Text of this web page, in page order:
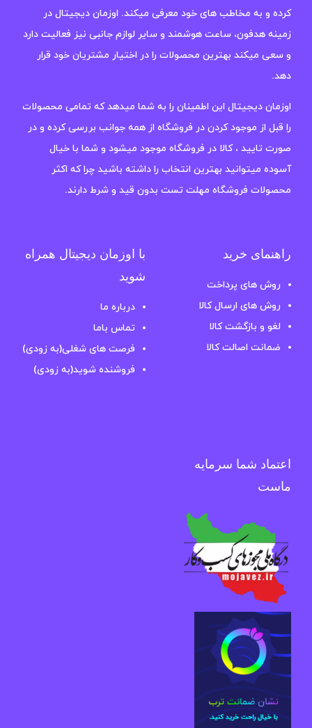
کرده و به مخاطب های خود معرفی میکند. اوزمان دیجیتال در
زمینه هدفون، ساعت هوشمند و سایر لوازم جانبی نیز فعالیت دارد
و سعی میکند بهترین محصولات را در اختیار مشتریان خود قرار
دهد.
اوزمان دیجیتال این اطمینان را به شما میدهد که تمامی محصولات
را قبل از موجود کردن در فروشگاه از همه جوانب بررسی کرده و در
صورت تایید ، کالا در فروشگاه موجود میشود و شما با خیال
آسوده میتوانید بهترین انتخاب را داشته باشید چرا که اکثر
محصولات فروشگاه مهلت تست بدون قید و شرط دارند.
راهنمای خرید
روش های پرداخت
روش های ارسال کالا
لغو و بازگشت کالا
ضمانت اصالت کالا
با اوزمان دیجیتال همراه
شوید
درباره ما
تماس باما
فرصت های شغلی(به زودی)
فروشنده شوید(به زودی)
اعتماد شما سرمایه
ماست